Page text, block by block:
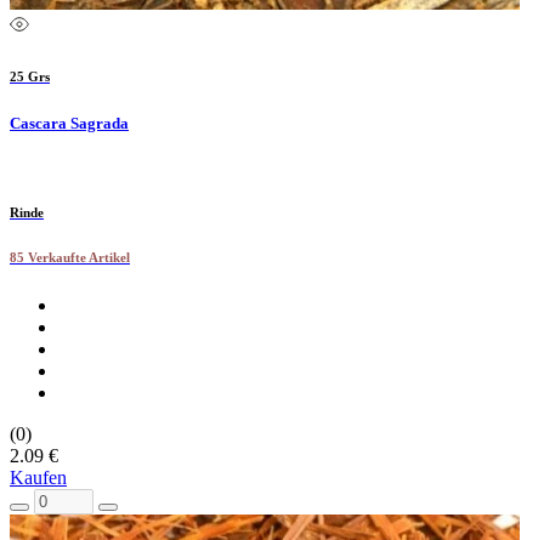
25 Grs
Cascara Sagrada
Rinde
85 Verkaufte Artikel
(0)
2.09 €
Kaufen